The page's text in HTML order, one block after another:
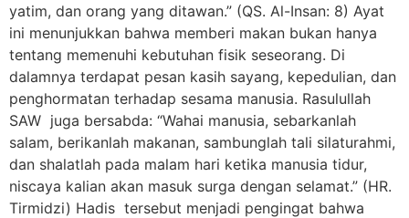
yatim, dan orang yang ditawan.” (QS. Al-Insan: 8) Ayat
ini menunjukkan bahwa memberi makan bukan hanya
tentang memenuhi kebutuhan fisik seseorang. Di
dalamnya terdapat pesan kasih sayang, kepedulian, dan
penghormatan terhadap sesama manusia. Rasulullah
SAW juga bersabda: “Wahai manusia, sebarkanlah
salam, berikanlah makanan, sambunglah tali silaturahmi,
dan shalatlah pada malam hari ketika manusia tidur,
niscaya kalian akan masuk surga dengan selamat.” (HR.
Tirmidzi) Hadis tersebut menjadi pengingat bahwa